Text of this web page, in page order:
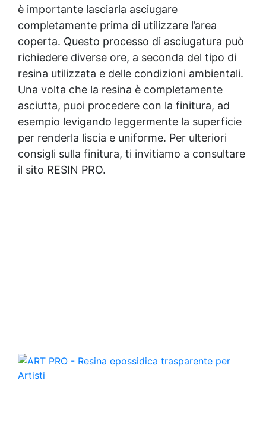
è importante lasciarla asciugare
completamente prima di utilizzare l’area
coperta. Questo processo di asciugatura può
richiedere diverse ore, a seconda del tipo di
resina utilizzata e delle condizioni ambientali.
Una volta che la resina è completamente
asciutta, puoi procedere con la finitura, ad
esempio levigando leggermente la superficie
per renderla liscia e uniforme. Per ulteriori
consigli sulla finitura, ti invitiamo a consultare
il sito RESIN PRO.